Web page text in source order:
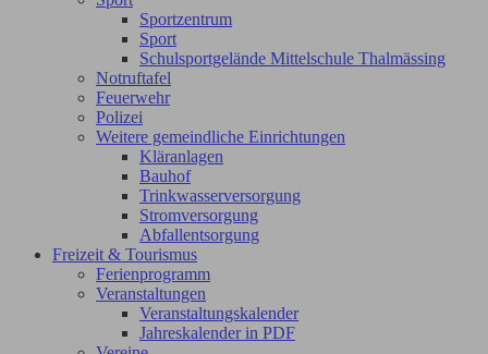
Sportzentrum
Sport
Schulsportgelände Mittelschule Thalmässing
Notruftafel
Feuerwehr
Polizei
Weitere gemeindliche Einrichtungen
Kläranlagen
Bauhof
Trinkwasserversorgung
Stromversorgung
Abfallentsorgung
Freizeit & Tourismus
Ferienprogramm
Veranstaltungen
Veranstaltungskalender
Jahreskalender in PDF